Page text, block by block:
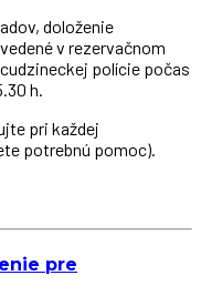
doloženie
v rezervačnom
polície počas
h.
pri každej
potrebnú pomoc).
pre